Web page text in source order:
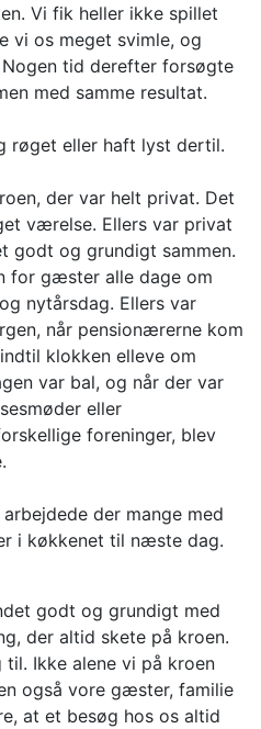
Vi fik heller ikke spillet
vi os meget svimle, og
tid derefter forsøgte
med samme resultat.
røget eller haft lyst dertil.
der var helt privat. Det
værelse. Ellers var privat
godt og grundigt sammen.
for gæster alle dage om
nytårsdag. Ellers var
når pensionærerne kom
klokken elleve om
var bal, og når der var
eller
foreninger, blev
der mange med
i køkkenet til næste dag.
godt og grundigt med
der altid skete på kroen.
Ikke alene vi på kroen
også vore gæster, familie
at et besøg hos os altid